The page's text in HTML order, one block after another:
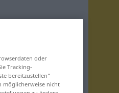
oder
Tracking-
bereitzustellen“
möglicherweise nicht